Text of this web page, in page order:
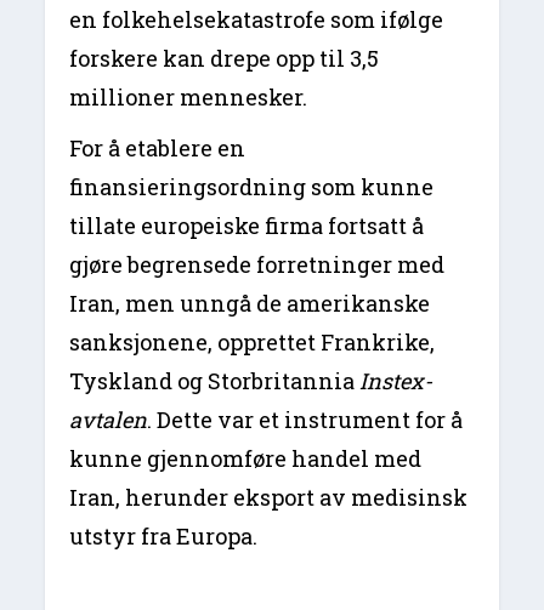
en folkehelsekatastrofe som ifølge
forskere kan drepe opp til 3,5
millioner mennesker.
For å etablere en
finansieringsordning som kunne
tillate europeiske firma fortsatt å
gjøre begrensede forretninger med
Iran, men unngå de amerikanske
sanksjonene, opprettet Frankrike,
Tyskland og StorbritanniaInstex-
avtalen. Dette var et instrument for å
kunne gjennomføre handel med
Iran, herunder eksport av medisinsk
utstyr fra Europa.